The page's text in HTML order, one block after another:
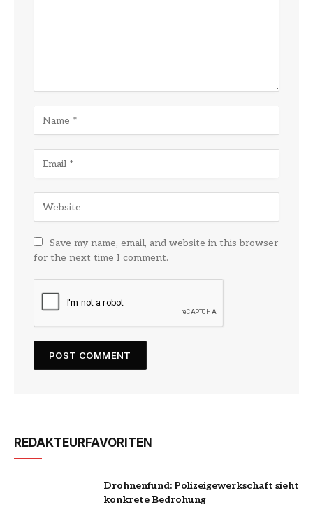
Save my name, email, and website in this browser
for the next time I comment.
REDAKTEURFAVORITEN
Drohnenfund: Polizeigewerkschaft sieht
konkrete Bedrohung